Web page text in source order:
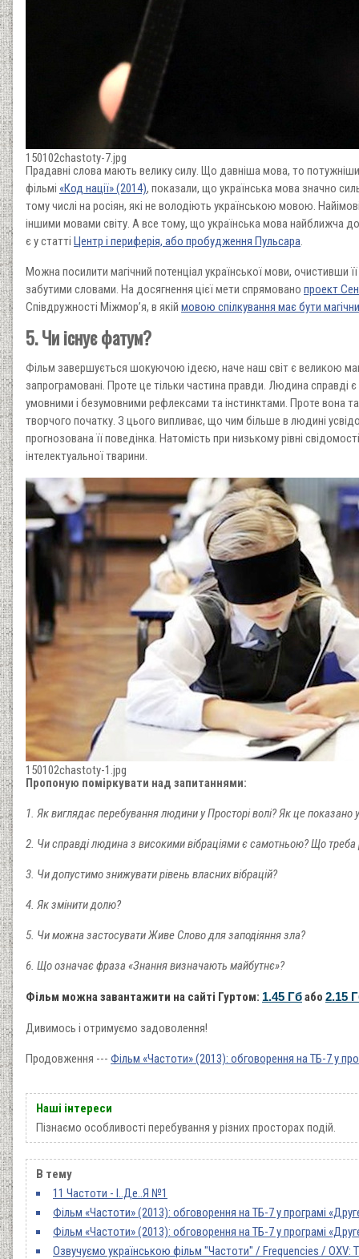
150102chastoty-7.jpg
Прадавні слова мають велику силу. Що давніша мова, то
фільмі «Код нації» (2014), показали, що українська мова значно
тому числі на росіян, які не володіють українською мовою.
іншими мовами світу. А все тому, що українська мова
є у статті Центр і периферія, або пробудження Пульсара.
Можна посилити магічний потенціал української мови, очистивши
забутими словами. На досягнення цієї мети спрямовано проект
Співдружності Міжмор’я, в якій мовою спілкування має бути
5. Чи існує фатум?
Фільм завершується шокуючою ідеєю, наче наш світ є великою
запрограмовані. Проте це тільки частина правди. Людина
умовними і безумовними рефлексами та інстинктами. Проте вона
творчого початку. З цього випливає, що чим більше в людині
прогнозована її поведінка. Натомість при низькому рівні
інтелектуальної тварини.
150102chastoty-1.jpg
Пропоную поміркувати над запитаннями:
1. Як виглядає перебування людини у Просторі волі? Як це показано
2. Чи справді людина з високими вібраціями є самотньою? Що треба
3. Чи допустимо знижувати рівень власних вібрацій?
4. Як змінити долю?
5. Чи можна застосувати Живе Слово для заподіяння зла?
6. Що означає фраза «Знання визначають майбутнє»?
Фільм можна завантажити на сайті Гуртом: 1.45 Гбабо 2.15
Дивимось і отримуємо задоволення!
Продовження --- Фільм «Частоти» (2013): обговорення на ТБ-7 у
Наші інтереси
Пізнаємо особливості перебування у різних просторах подій.
В тему
11 Частоти - І..Де..Я №1
Фільм «Частоти» (2013): обговорення на ТБ-7 у програмі
Фільм «Частоти» (2013): обговорення на ТБ-7 у програмі
Озвучуємо українською фільм "Частоти" / Frequencies / OXV: